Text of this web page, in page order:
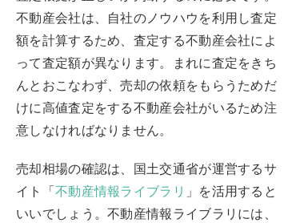
不動産会社は、自社のノウハウを利用し査定
額を計算するため、査定する不動産会社によ
って査定額が異なります。まれに査定をきち
んとおこなわず、売却の依頼をもらうためだ
けに高値査定をする不動産会社がいるため注
意しなければなりません。
売却相場の確認は、国土交通省が運営するサ
イト「不動産情報ライブラリ 」を活用すると
いいでしょう。不動産情報ライブラリには、